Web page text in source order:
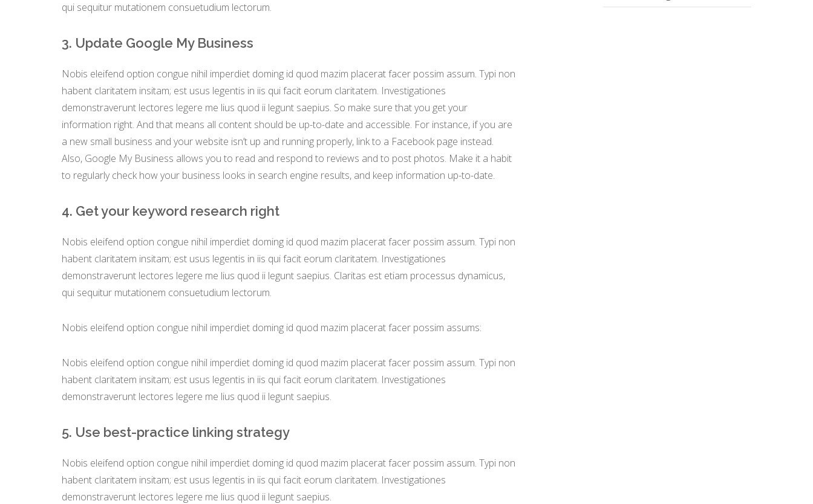
qui sequitur mutationem consuetudium lectorum.
3. Update Google My Business
Nobis eleifend option congue nihil imperdiet doming id quod mazim placerat facer possim assum. Typi non
habent claritatem insitam; est usus legentis in iis qui facit eorum claritatem. Investigationes
demonstraverunt lectores legere me lius quod ii legunt saepius. So make sure that you get your
information right. And that means all content should be up-to-date and accessible. For instance, if you are
a new small business and your website isn’t up and running properly, link to a Facebook page instead.
Also, Google My Business allows you to read and respond to reviews and to post photos. Make it a habit
to regularly check how your business looks in search engine results, and keep information up-to-date.
4. Get your keyword research right
Nobis eleifend option congue nihil imperdiet doming id quod mazim placerat facer possim assum. Typi non
habent claritatem insitam; est usus legentis in iis qui facit eorum claritatem. Investigationes
demonstraverunt lectores legere me lius quod ii legunt saepius. Claritas est etiam processus dynamicus,
qui sequitur mutationem consuetudium lectorum.
Nobis eleifend option congue nihil imperdiet doming id quod mazim placerat facer possim assums:
Nobis eleifend option congue nihil imperdiet doming id quod mazim placerat facer possim assum. Typi non
habent claritatem insitam; est usus legentis in iis qui facit eorum claritatem. Investigationes
demonstraverunt lectores legere me lius quod ii legunt saepius.
5. Use best-practice linking strategy
Nobis eleifend option congue nihil imperdiet doming id quod mazim placerat facer possim assum. Typi non
habent claritatem insitam; est usus legentis in iis qui facit eorum claritatem. Investigationes
demonstraverunt lectores legere me lius quod ii legunt saepius.